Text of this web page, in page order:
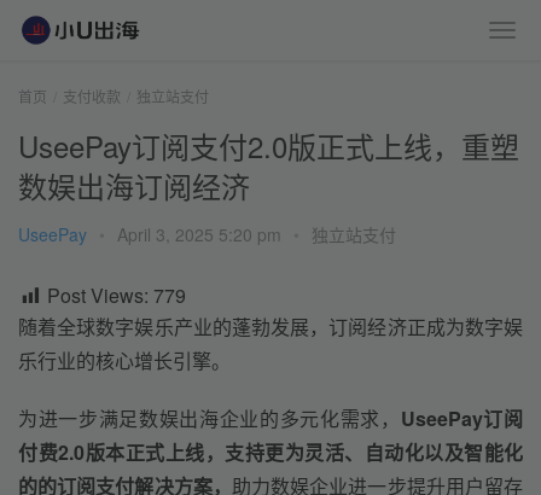
首页 支付收款 独立站支付
UseePay订阅支付2.0版正式上线，重塑
数娱出海订阅经济
UseePay April 3, 2025 5:20 pm 独立站支付
Post Views: 779
随着全球数字娱乐产业的蓬勃发展，订阅经济正成为数字娱
乐行业的核心增长引擎。
为进一步满足数娱出海企业的多元化需求， UseePay订阅
付费2.0版本正式上线，支持更为灵活、自动化以及智能化
的的订阅支付解决方案， 助力数娱企业进一步提升用户留存